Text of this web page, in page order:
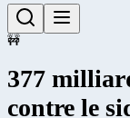
🚧
377
contre le